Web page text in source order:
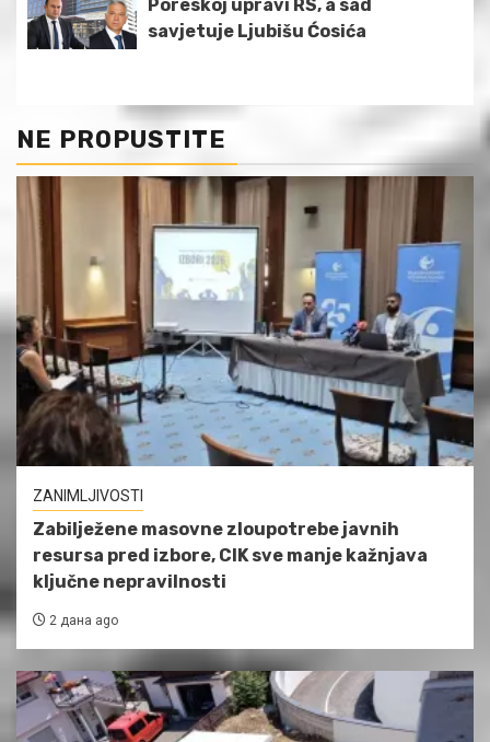
Poreskoj upravi RS, a sad
savjetuje Ljubišu Ćosića
NE PROPUSTITE
ZANIMLJIVOSTI
Zabilježene masovne zloupotrebe javnih
resursa pred izbore, CIK sve manje kažnjava
ključne nepravilnosti
2 дана ago